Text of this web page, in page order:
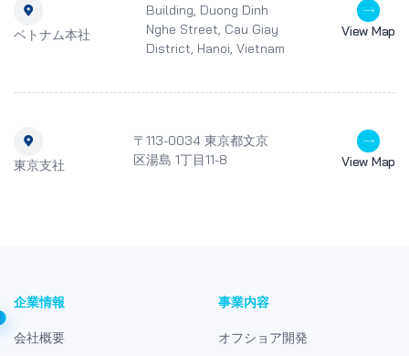
ベトナム本社
Building, Duong Dinh
Nghe Street, Cau Giay
District, Hanoi, Vietnam
View Map
東京支社
〒113-0034 東京都文京
区湯島 1丁目11-8
View Map
企業情報
会社概要
事業内容
オフショア開発